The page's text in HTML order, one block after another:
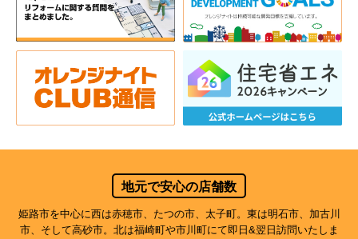
地元で安心の店舗数
姫路市を中心に西は赤穂市、たつの市、太子町。東は明石市、加古川
市、そして高砂市。北は福崎町や市川町にて即日&翌日訪問いたしま